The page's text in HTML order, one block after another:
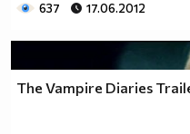
637 17.06.2012
The Vampire Diaries